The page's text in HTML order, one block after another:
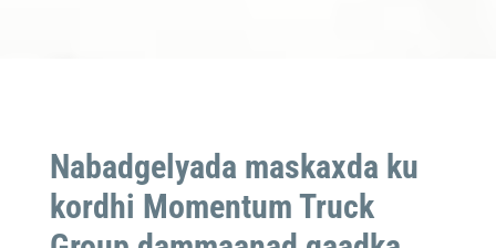
Nabadgelyada maskaxda ku
kordhi Momentum Truck